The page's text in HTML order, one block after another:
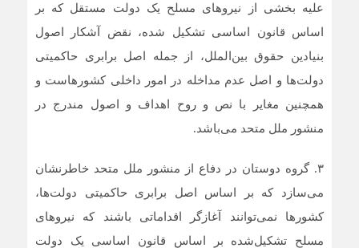
علیه بخشی از نیروهای مسلح یک دولت مستقل که بر
اساس قانون اساسی تشکیل شده، نقض آشکار اصول
بنیادین حقوق بین‌الملل، از جمله اصل برابری حاکمیتی
دولت‌ها و اصل عدم مداخله در امور داخلی کشورهاست و
همچنین مغایر با نص و روح اهداف و اصول مندرج در
منشور ملل متحد می‌باشد.
‎۳. گروه دوستان در دفاع از منشور ملل متحد خاطرنشان
می‌سازد که بر اساس اصل برابری حاکمیتی دولت‌ها،
کشورها نمی‌توانند آغازگر اقداماتی باشند که نیروهای
مسلحِ تشکیل‌شده بر اساس قانون اساسی یک دولت